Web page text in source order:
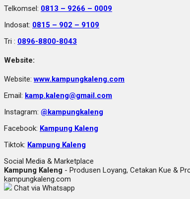
Telkomsel: 0813 – 9266 – 0009
Indosat: 0815 – 902 – 9109
Tri : 0896-8800-8043
Website:
Website:www.kampungkaleng.com
Email: kamp.kaleng@gmail.com
Instagram: @kampungkaleng
Facebook: Kampung Kaleng
Tiktok: Kampung Kaleng
Social Media & Marketplace
Kampung Kaleng - Produsen Loyang, Cetakan Kue &
kampungkaleng.com
Chat via Whatsapp